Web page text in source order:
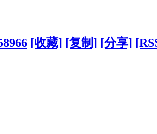
[收藏] [复制] [分享]